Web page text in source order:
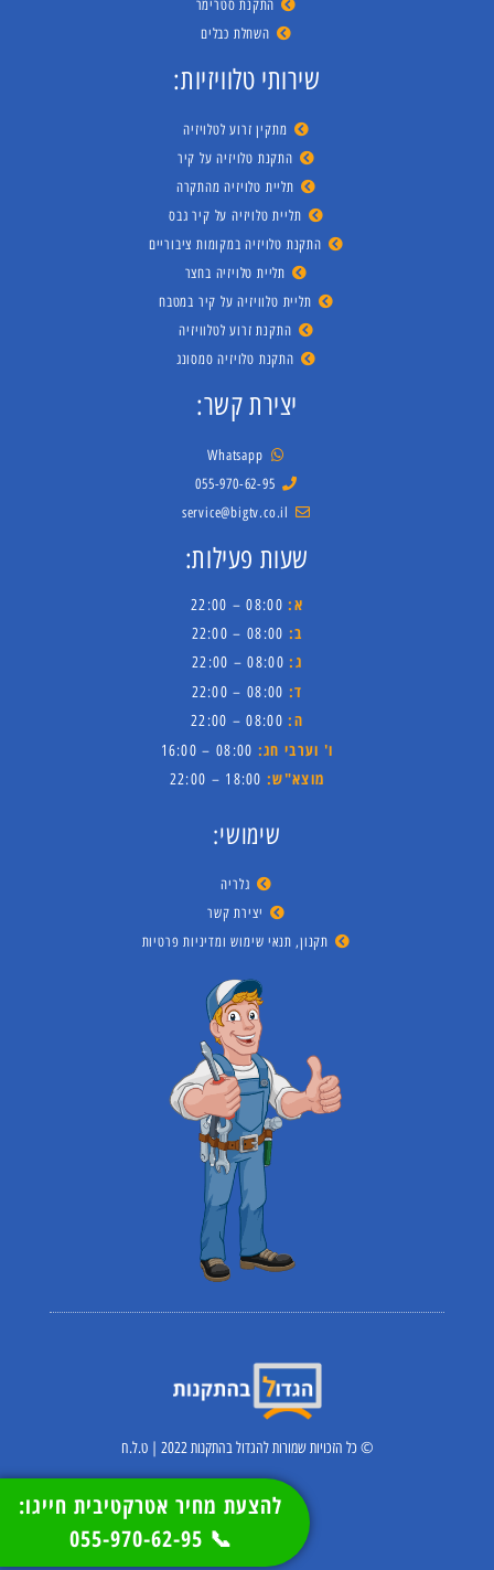
התקנת סטרימר
השחלת כבלים
שירותי טלוויזיות:
מתקין זרוע לטלויזיה
התקנת טלויזיה על קיר
תליית טלויזיה מהתקרה
תליית טלויזיה על קיר גבס
התקנת טלויזיה במקומות ציבוריים
תליית טלויזיה בחצר
תליית טלוויזיה על קיר במטבח
התקנת זרוע לטלוויזיה
התקנת טלויזיה סמסונג
יצירת קשר:
Whatsapp
055-970-62-95
service@bigtv.co.il
שעות פעילות:
א:08:00 – 22:00
ב:
ג:08:00 – 22:00
ד:
ה:08:00 – 22:00
ו' וערבי חג:
מוצא"ש:18:00 – 22:00
שימושי:
גלריה
יצירת קשר
תקנון, תנאי שימוש ומדיניות פרטיות
להצעת מחיר אטרקטיבית חייגו:
📞 055-970-62-95
© כל הזכויות שמורות להגדול בהתקנות 2022 | ט.ל.ח